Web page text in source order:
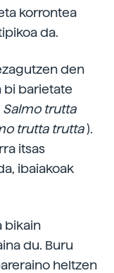
korrontea
da.
den
bi barietate
Salmo trutta
trutta trutta).
itsas
ibaiakoak
bikain
du. Buru
heltzen